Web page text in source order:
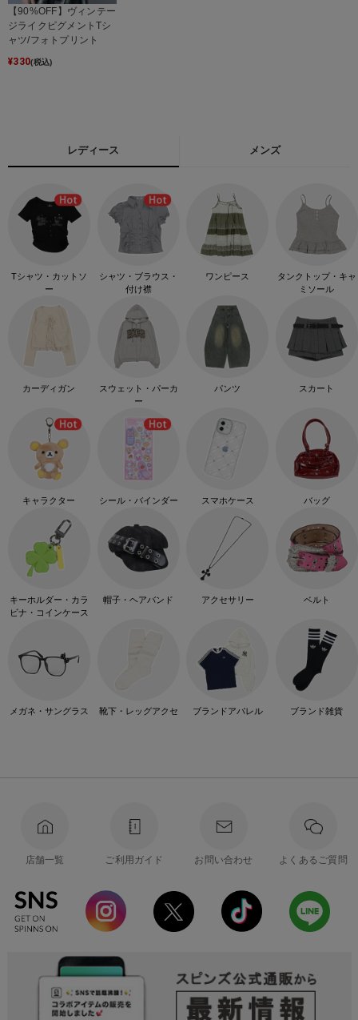
【90%OFF】ヴィンテー
ジライクピグメントTシ
ャツ/フォトプリント
¥330(税込)
レディース メンズ
Tシャツ・カットソ
ー
シャツ・ブラウス・
付け襟
ワンピース
タンクトップ・キャ
ミソール
カーディガン
スウェット・パーカ
ー
パンツ スカート
キャラクター シール・バインダー スマホケース バッグ
キーホルダー・カラ
ビナ・コインケース
帽子・ヘアバンド アクセサリー ベルト
メガネ・サングラス 靴下・レッグアクセ ブランドアパレル ブランド雑貨
店舗一覧 ご利用ガイド お問い合わせ よくあるご質問